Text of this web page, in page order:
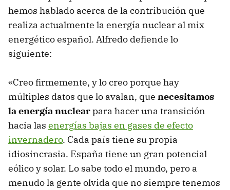
hemos hablado acerca de la contribución que
realiza actualmente la energía nuclear al mix
energético español. Alfredo defiende lo
siguiente:
«Creo firmemente, y lo creo porque hay
múltiples datos que lo avalan, que necesitamos
la energía nuclearpara hacer una transición
hacia las energías bajas en gases de efecto
invernadero. Cada país tiene su propia
idiosincrasia. España tiene un gran potencial
eólico y solar. Lo sabe todo el mundo, pero a
menudo la gente olvida que no siempre tenemos